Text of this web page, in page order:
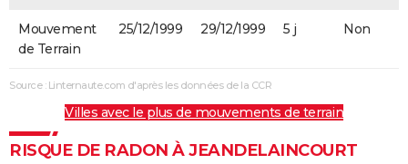
Mouvement
de Terrain
25/12/1999 29/12/1999 5 j Non
Source : Linternaute.com d'après les données de la CCR
Villes avec le plus de mouvements de terrain
RISQUE DE RADON À JEANDELAINCOURT